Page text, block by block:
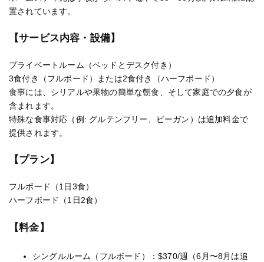
置されています。
【サービス内容・設備】
プライベートルーム（ベッドとデスク付き）
3食付き（フルボード）または2食付き（ハーフボード）
食事には、シリアルや果物の簡単な朝食、そして家庭での夕食が
含まれます。
特殊な食事対応（例: グルテンフリー、ビーガン）は追加料金で
提供されます。
【プラン】
フルボード（1日3食）
ハーフボード（1日2食）
【料金】
シングルルーム（フルボード）：$370/週（6月〜8月は追